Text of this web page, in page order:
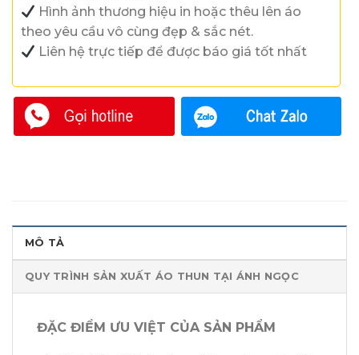
Hình ảnh thương hiệu in hoặc thêu lên áo
theo yêu cầu vô cùng đẹp & sắc nét.
Liên hệ trực tiếp để được báo giá tốt nhất
MÔ TẢ
QUY TRÌNH SẢN XUẤT ÁO THUN TẠI ÁNH NGỌC
ĐẶC ĐIỂM ƯU VIỆT CỦA SẢN PHẨM